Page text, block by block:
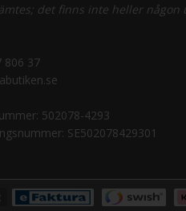
det finns inte heller någon
806 37
502078-4293
SE502078429301